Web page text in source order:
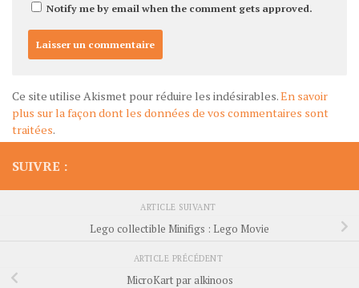
Notify me by email when the comment gets approved.
Ce site utilise Akismet pour réduire les indésirables.En savoir
plus sur la façon dont les données de vos commentaires sont
traitées.
SUIVRE :
ARTICLE SUIVANT
Lego collectible Minifigs : Lego Movie
ARTICLE PRÉCÉDENT
MicroKart par alkinoos